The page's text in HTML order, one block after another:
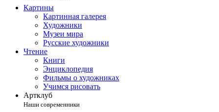
Картины
Картинная галерея
Художники
Музеи мира
Русские художники
Чтение
Книги
Энциклопедия
Фильмы о художниках
Учимся рисовать
Артклуб
Наши современники